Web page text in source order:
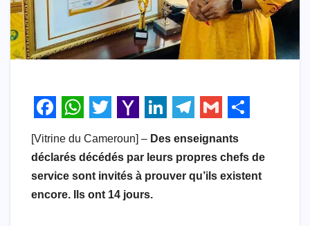
F
a
c
e
W
h
a
t
T
w
i
t
a
h
o
L
i
n
k
e
l
G
m
a
S
h
a
[Vitrine du Cameroun] – Des enseignants
déclarés décédés par leurs propres chefs de
service sont invités à prouver qu’ils existent
encore. Ils ont 14 jours.